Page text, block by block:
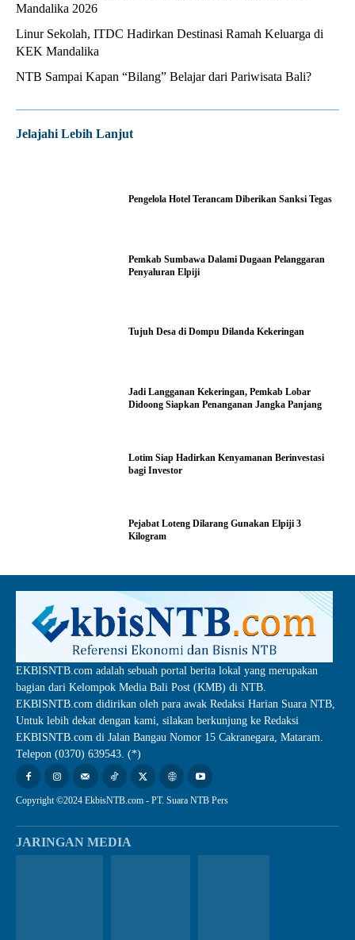
Mandalika 2026
Linur Sekolah, ITDC Hadirkan Destinasi Ramah Keluarga di
KEK Mandalika
NTB Sampai Kapan “Bilang” Belajar dari Pariwisata Bali?
Jelajahi Lebih Lanjut
Pengelola Hotel Terancam Diberikan Sanksi Tegas
Pemkab Sumbawa Dalami Dugaan Pelanggaran
Penyaluran Elpiji
Tujuh Desa di Dompu Dilanda Kekeringan
Jadi Langganan Kekeringan, Pemkab Lobar
Didoong Siapkan Penanganan Jangka Panjang
Lotim Siap Hadirkan Kenyamanan Berinvestasi
bagi Investor
Pejabat Loteng Dilarang Gunakan Elpiji 3
Kilogram
EKBISNTB.com adalah sebuah portal berita lokal yang merupakan
bagian dari Kelompok Media Bali Post (KMB) di NTB.
EKBISNTB.com didirikan oleh para awak Redaksi Harian Suara NTB,
Untuk lebih dekat dengan kami, silakan berkunjung ke Redaksi
EKBISNTB.com di Jalan Bangau Nomor 15 Cakranegara, Mataram.
Telepon (0370) 639543. (*)
Copyright ©2024 EkbisNTB.com - PT. Suara NTB Pers
JARINGAN MEDIA